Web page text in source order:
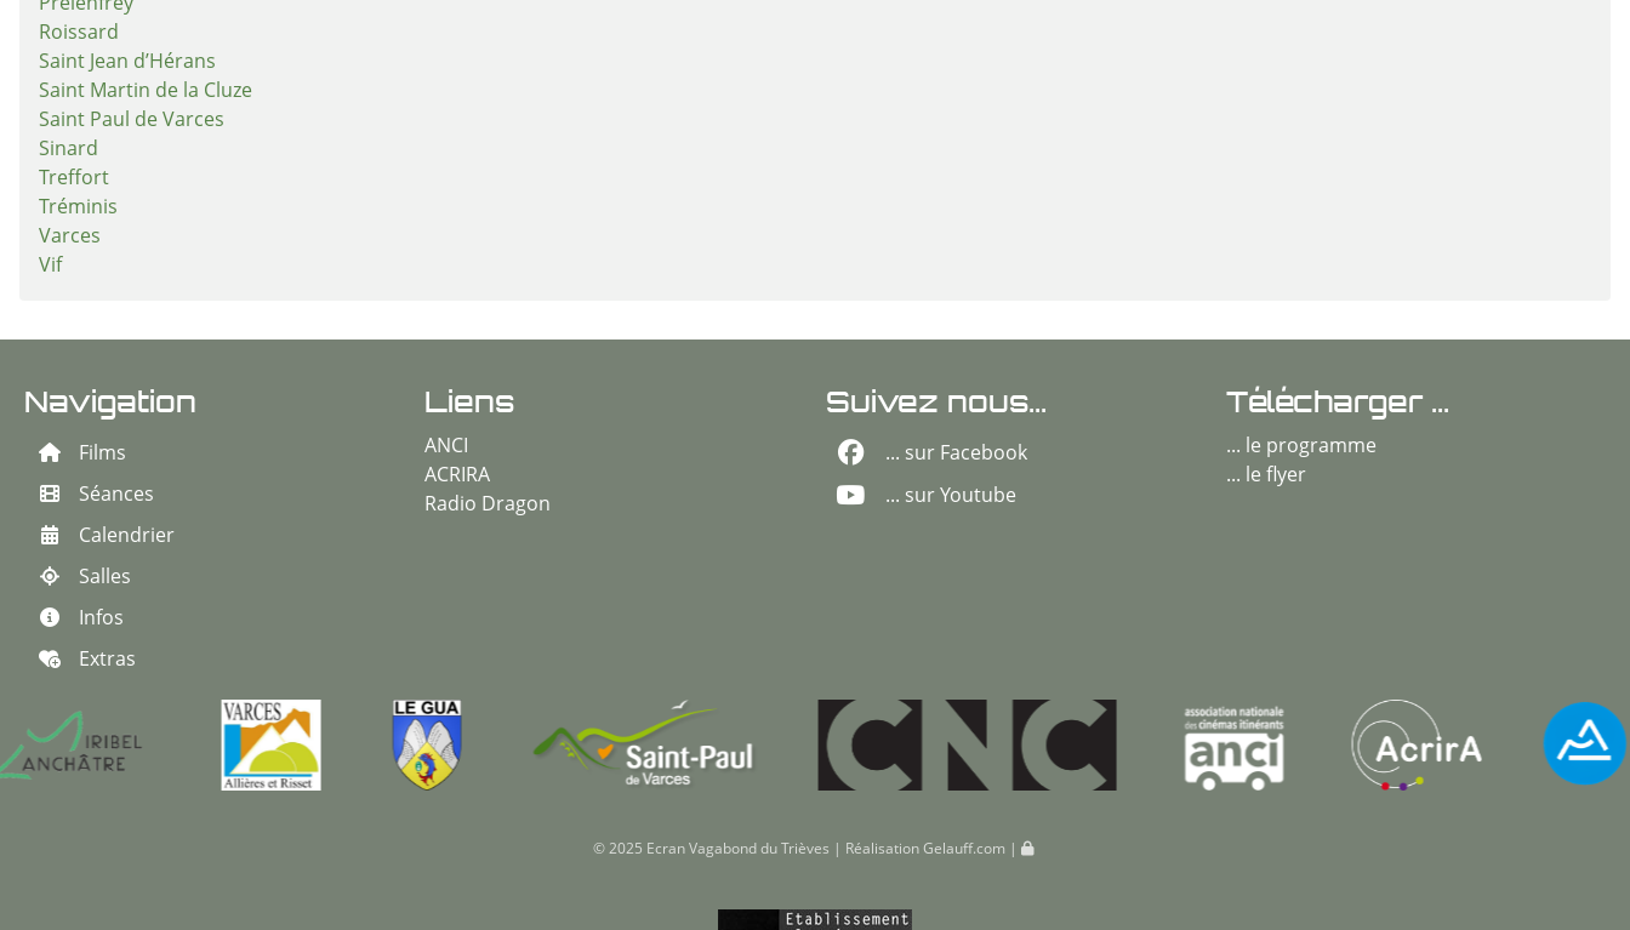
Prélenfrey
Roissard
Saint Jean d’Hérans
Saint Martin de la Cluze
Saint Paul de Varces
Sinard
Treffort
Tréminis
Varces
Vif
Navigation
Films
Séances
Calendrier
Salles
Infos
Extras
Liens
ANCI
ACRIRA
Radio Dragon
Suivez nous...
... sur Facebook
... sur Youtube
Télécharger ...
... le programme
... le flyer
© 2025 Ecran Vagabond du Trièves | Réalisation Gelauff.com